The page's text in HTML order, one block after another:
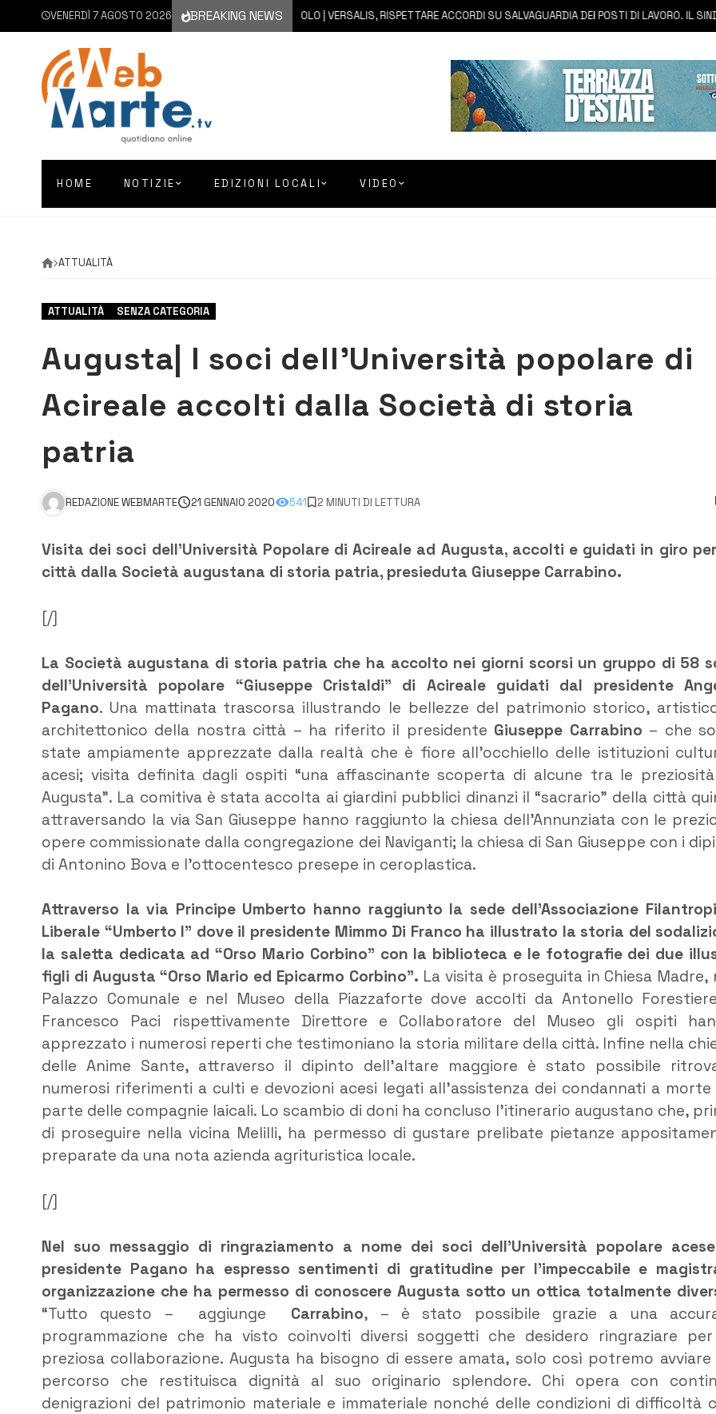
VENERDÌ 7 AGOSTO 2026 BREAKING NEWS
7 AGOSTO 2026 PRIOLO | VERSALIS, RISPETTARE ACCORDI SU SALVAGUARDIA DEI POSTI DI LAVORO. IL
HOME NOTIZIE EDIZIONI LOCALI VIDEO
ATTUALITÀ
ATTUALITÀ SENZA CATEGORIA
Augusta| I soci dell’Università popolare di
Acireale accolti dalla Società di storia
patria
REDAZIONE WEBMARTE 21 GENNAIO 2020 541 2 MINUTI DI LETTURA
Visita dei soci dell’Università Popolare di Acireale ad Augusta, accolti e guidati in giro
città dalla Società augustana di storia patria, presieduta Giuseppe Carrabino.
[/]
La Società augustana di storia patria che ha accolto nei giorni scorsi un gruppo di 58
dell’Università popolare “Giuseppe Cristaldi” di Acireale guidati dal presidente
Pagano. Una mattinata trascorsa illustrando le bellezze del patrimonio storico,
architettonico della nostra città – ha riferito il presidente Giuseppe Carrabino – che
state ampiamente apprezzate dalla realtà che è fiore all’occhiello delle istituzioni
acesi; visita definita dagli ospiti “una affascinante scoperta di alcune tra le
Augusta”. La comitiva è stata accolta ai giardini pubblici dinanzi il “sacrario” della città
attraversando la via San Giuseppe hanno raggiunto la chiesa dell’Annunziata con le
opere commissionate dalla congregazione dei Naviganti; la chiesa di San Giuseppe con i
di Antonino Bova e l’ottocentesco presepe in ceroplastica.
Attraverso la via Principe Umberto hanno raggiunto la sede dell’Associazione
Liberale “Umberto I” dove il presidente Mimmo Di Franco ha illustrato la storia del
la saletta dedicata ad “Orso Mario Corbino” con la biblioteca e le fotografie dei due
figli di Augusta “Orso Mario ed Epicarmo Corbino”. La visita è proseguita in Chiesa Madre,
Palazzo Comunale e nel Museo della Piazzaforte dove accolti da Antonello
Francesco Paci rispettivamente Direttore e Collaboratore del Museo gli ospiti
apprezzato i numerosi reperti che testimoniano la storia militare della città. Infine nella
delle Anime Sante, attraverso il dipinto dell’altare maggiore è stato possibile
numerosi riferimenti a culti e devozioni acesi legati all’assistenza dei condannati a morte
parte delle compagnie laicali. Lo scambio di doni ha concluso l’itinerario augustano che,
di proseguire nella vicina Melilli, ha permesso di gustare prelibate pietanze
preparate da una nota azienda agrituristica locale.
[/]
Nel suo messaggio di ringraziamento a nome dei soci dell’Università popolare
presidente Pagano ha espresso sentimenti di gratitudine per l’impeccabile e
organizzazione che ha permesso di conoscere Augusta sotto un ottica totalmente
“Tutto questo – aggiunge Carrabino, – è stato possibile grazie a una
programmazione che ha visto coinvolti diversi soggetti che desidero ringraziare
preziosa collaborazione. Augusta ha bisogno di essere amata, solo così potremo avviare
percorso che restituisca dignità al suo originario splendore. Chi opera con
denigrazioni del patrimonio materiale e immateriale nonché delle condizioni di difficoltà